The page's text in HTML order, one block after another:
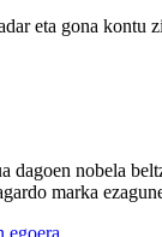
eta gona
dagoen nobela
marka
egoera